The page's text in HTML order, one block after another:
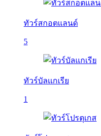
ทัวร์สกอตแลนด์
5
ทัวร์บัลเเกเรีย
1